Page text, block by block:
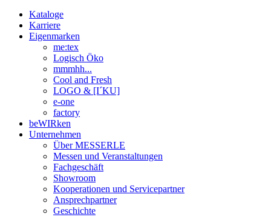
Kataloge
Karriere
Eigenmarken
me:tex
Logisch Öko
mmmhh...
Cool and Fresh
LOGO & [I´KU]
e-one
factory
beWIRken
Unternehmen
Über MESSERLE
Messen und Veranstaltungen
Fachgeschäft
Showroom
Kooperationen und Servicepartner
Ansprechpartner
Geschichte